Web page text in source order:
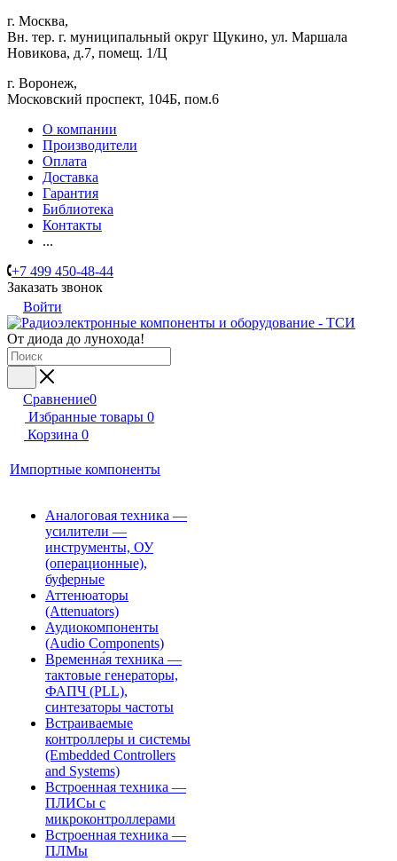
г. Москва,
Вн. тер. г. муниципальный округ Щукино, ул. Маршала
Новикова, д.7, помещ. 1/Ц
г. Воронеж,
​Московский проспект, 104Б, пом.6
О компании
Производители
Оплата
Доставка
Гарантия
Библиотека
Контакты
...
+7 499 450-48-44
Заказать звонок
Войти
От диода до лунохода!
Сравнение0
Избранные товары 0
Корзина 0
Импортные компоненты
Аналоговая техника —
усилители —
инструменты, ОУ
(операционные),
буферные
Аттенюаторы
(Attenuators)
Аудиокомпоненты
(Audio Components)
Временна́я техника —
тактовые генераторы,
ФАПЧ (PLL),
синтезаторы частоты
Встраиваемые
контроллеры и системы
(Embedded Controllers
and Systems)
Встроенная техника —
ПЛИСы с
микроконтроллерами
Встроенная техника —
ПЛМы